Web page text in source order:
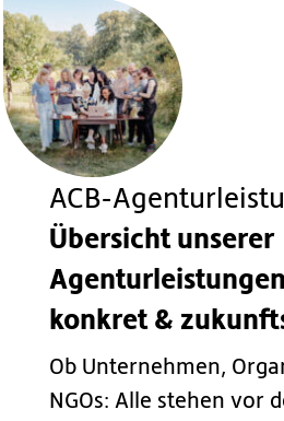
ACB-
Übersicht unserer
konkret &
Ob Unternehmen,
NGOs: Alle stehen vor